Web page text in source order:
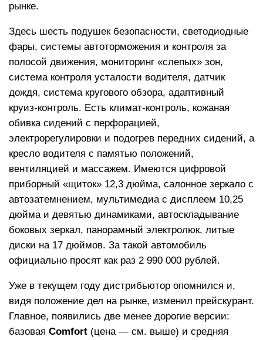
рынке.
Здесь шесть подушек безопасности, светодиодные
фары, системы автоторможения и контроля за
полосой движения, мониторинг «слепых» зон,
система контроля усталости водителя, датчик
дождя, система кругового обзора, адаптивный
круиз-контроль. Есть климат-контроль, кожаная
обивка сидений с перфорацией,
электрорегулировки и подогрев передних сидений, а
кресло водителя с памятью положений,
вентиляцией и массажем. Имеются цифровой
приборный «щиток» 12,3 дюйма, салонное зеркало с
автозатемнением, мультимедиа с дисплеем 10,25
дюйма и девятью динамиками, автоскладывание
боковых зеркал, панорамный электролюк, литые
диски на 17 дюймов. За такой автомобиль
официально просят как раз 2 990 000 рублей.
Уже в текущем году дистрибьютор опомнился и,
видя положение дел на рынке, изменил прейскурант.
Главное, появились две менее дорогие версии:
базовая Comfort (цена — см. выше) и средняя